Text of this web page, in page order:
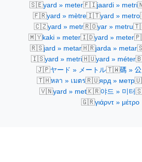
🇸🇪yard » meter🇫🇮jaardi » metri
🇫🇷yard » mètre🇮🇹yard » metro
🇨🇿yard » metr🇷🇴yar » metru
🇲🇾kaki » meter🇮🇩yard » meter
🇷🇸jard » metar🇭🇷jarda » metar
🇮🇸yard » metri🇭🇺yard » méter
🇯🇵ヤード » メートル🇹🇼碼 » 公
🇹🇭หลา » เมตร🇷🇺ярд » метр
🇻🇳yard » met🇰🇷야드 » 미터
🇬🇷γιάρντ » μέτρο